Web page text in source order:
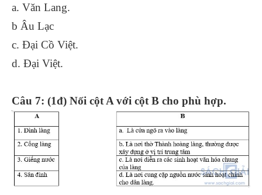
a. Văn Lang.
b Âu Lạc
c. Đại Cồ Việt.
d. Đại Việt.
Câu 7: (1đ) Nối cột A với cột B cho phù hợp.